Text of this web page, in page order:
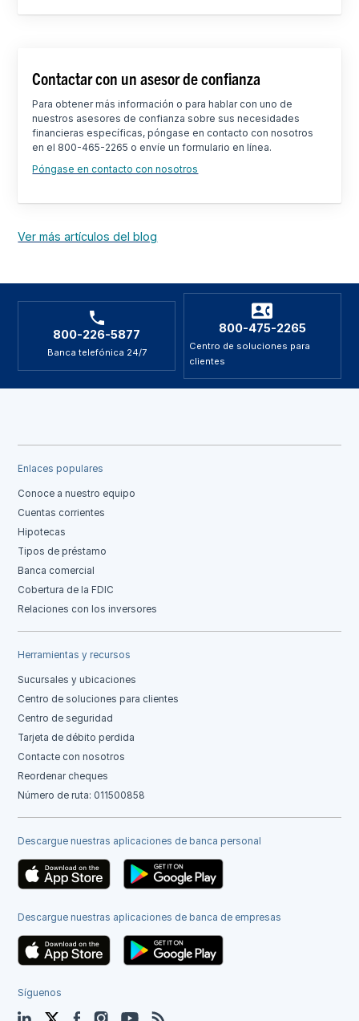
Contactar con un asesor de confianza
Para obtener más información o para hablar con uno de
nuestros asesores de confianza sobre sus necesidades
financieras específicas, póngase en contacto con nosotros
en el 800-465-2265 o envíe un formulario en línea.
Póngase en contacto con nosotros
Ver más artículos del blog
800-226-5877
Banca telefónica 24/7
800-475-2265
Centro de soluciones para
clientes
Enlaces populares
Conoce a nuestro equipo
Cuentas corrientes
Hipotecas
Tipos de préstamo
Banca comercial
Cobertura de la FDIC
Relaciones con los inversores
Herramientas y recursos
Sucursales y ubicaciones
Centro de soluciones para clientes
Centro de seguridad
Tarjeta de débito perdida
Contacte con nosotros
Reordenar cheques
Número de ruta: 011500858
Descargue nuestras aplicaciones de banca personal
Descargue nuestras aplicaciones de banca de empresas
Síguenos
LinkedIn TwitterFacebookInstagramYouTube